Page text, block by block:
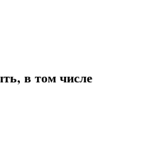
в том числе